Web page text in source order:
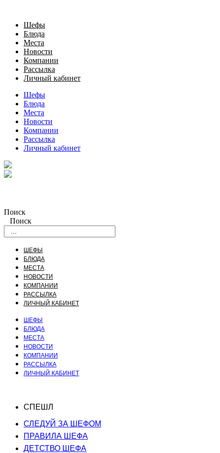
Шефы
Блюда
Места
Новости
Компании
Рассылка
Личный кабинет
Шефы
Блюда
Места
Новости
Компании
Рассылка
Личный кабинет
Поиск
Поиск
ШЕФЫ
БЛЮДА
МЕСТА
НОВОСТИ
КОМПАНИИ
РАССЫЛКА
ЛИЧНЫЙ КАБИНЕТ
ШЕФЫ
БЛЮДА
МЕСТА
НОВОСТИ
КОМПАНИИ
РАССЫЛКА
ЛИЧНЫЙ КАБИНЕТ
СПЕШЛ
СЛЕДУЙ ЗА ШЕФОМ
ПРАВИЛА ШЕФА
ДЕТСТВО ШЕФА